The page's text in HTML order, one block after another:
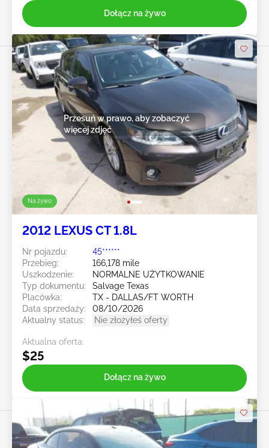
Dołącz na żywo
Na żywo
Przesuń w prawo, aby zobaczyć
więcej zdjęć
2012 LEXUS CT 1.8L
Nr pojazdu:
45******
Przebieg:
166,178 mile
Uszkodzenie:
NORMALNE UŻYTKOWANIE
Typ dokumentu:
Salvage Texas
Placówka:
TX - DALLAS/FT WORTH
Data sprzedaży:
08/10/2026
Aktualny status:
Nie złożyłeś oferty
Aktualna oferta:
$25
Dołącz na żywo